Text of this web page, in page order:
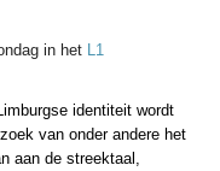
in het L1
identiteit wordt
van onder andere het
aan de streektaal,